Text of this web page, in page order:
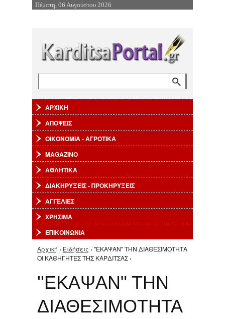
Επιστροφή στην Πλοήγηση
Πέμπτη, 06 Αυγούστου 2026
ΑΡΧΙΚΗ
ΑΠΟΨΕΙΣ
ΟΙΚΟΝΟΜΙΑ - ΑΓΡΟΤΙΚΑ
MAGAZINO
ΑΘΛΗΤΙΚΑ
ΔΙΑΚΗΡΥΞΕΙΣ - ΠΡΟΚΗΡΥΞΕΙΣ
ΑΓΓΕΛΙΕΣ
ΧΡΗΣΙΜΑ
ΕΠΙΚΟΙΝΩΝΙΑ
Είστε εδώ
Αρχική › Ειδήσεις › ''ΕΚΑΨΑΝ" ΤΗΝ ΔΙΑΘΕΣΙΜΟΤΗΤΑ
ΟΙ ΚΑΘΗΓΗΤΕΣ ΤΗΣ ΚΑΡΔΙΤΣΑΣ ›
''ΕΚΑΨΑΝ" ΤΗΝ
ΔΙΑΘΕΣΙΜΟΤΗΤΑ